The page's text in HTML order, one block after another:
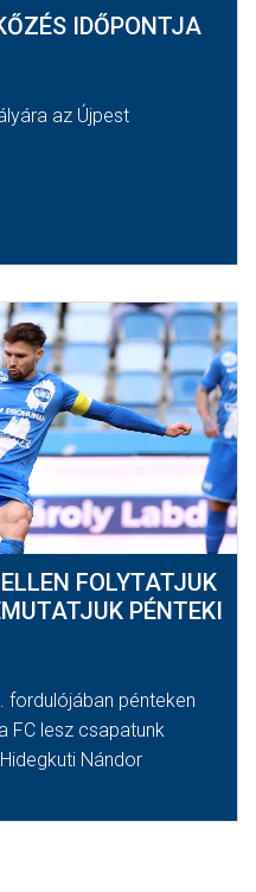
IDŐPONTJA
az Újpest
FOLYTATJUK
PÉNTEKI
fordulójában pénteken
FC lesz csapatunk
Nándor